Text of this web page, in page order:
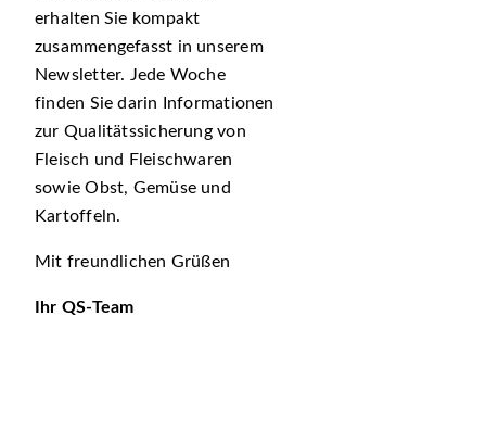
erhalten Sie kompakt
zusammengefasst in unserem
Newsletter. Jede Woche
finden Sie darin Informationen
zur Qualitätssicherung von
Fleisch und Fleischwaren
sowie Obst, Gemüse und
Kartoffeln.
Mit freundlichen Grüßen
Ihr QS-Team